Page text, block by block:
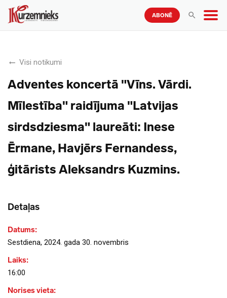
ABONĒ
Visi notikumi
Adventes koncertā "Vīns. Vārdi.
Mīlestība" raidījuma "Latvijas
sirdsdziesma" laureāti: Inese
Ērmane, Havjērs Fernandess,
ģitārists Aleksandrs Kuzmins.
Detaļas
Datums:
Sestdiena, 2024. gada 30. novembris
Laiks:
16:00
Norises vieta: